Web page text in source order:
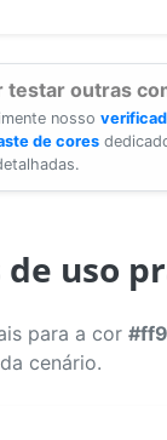
testar outras
nosso
de cores
de uso
para a cor
cenário.